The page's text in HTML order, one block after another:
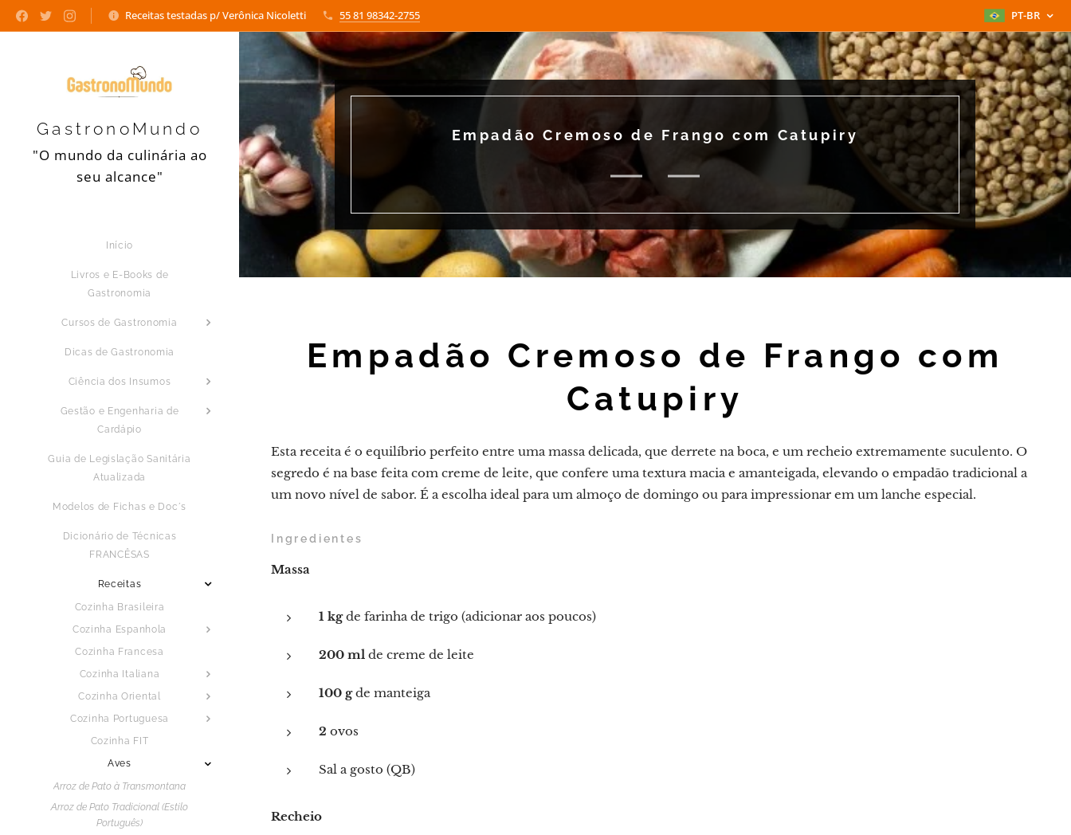
Receitas testadas p/ Verônica Nicoletti 55 81 98342-2755 PT-BR
GastronoMundo
"O mundo da culinária ao
seu alcance"
Início
Livros e E-Books de
Gastronomia
Cursos de Gastronomia
Dicas de Gastronomia
Ciência dos Insumos
Gestão e Engenharia de
Cardápio
Guia de Legislação Sanitária
Atualizada
Modelos de Fichas e Doc´s
Dicionário de Técnicas
FRANCÊSAS
Receitas
Cozinha Brasileira
Cozinha Espanhola
Cozinha Francesa
Cozinha Italiana
Cozinha Oriental
Cozinha Portuguesa
Cozinha FIT
Aves
Arroz de Pato à Transmontana
Arroz de Pato Tradicional (Estilo
Português)
Empadão Cremoso de Frango com Catupiry
Empadão Cremoso de Frango com
Catupiry
Esta receita é o equilíbrio perfeito entre uma massa delicada, que derrete na boca, e um recheio extremamente suculento. O
segredo é na base feita com creme de leite, que confere uma textura macia e amanteigada, elevando o empadão tradicional a
um novo nível de sabor. É a escolha ideal para um almoço de domingo ou para impressionar em um lanche especial.
Ingredientes
Massa
1 kgde farinha de trigo (adicionar aos poucos)
200 ml de creme de leite
100 gde manteiga
2 ovos
Sal a gosto (QB)
Recheio